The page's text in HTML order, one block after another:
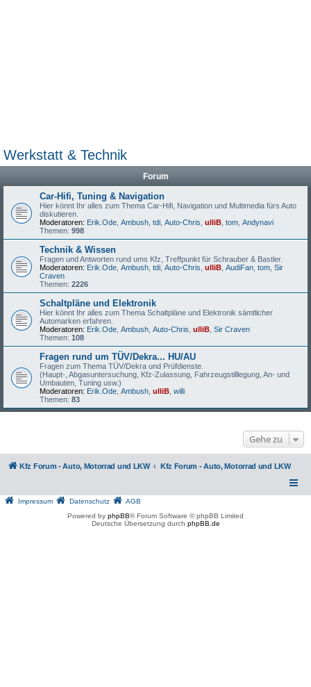
Werkstatt & Technik
Forum
Car-Hifi, Tuning & Navigation
Hier könnt Ihr alles zum Thema Car-Hifi, Navigation und Multimedia fürs Auto
diskutieren.
Moderatoren: Erik.Ode Ambush tdi Auto-Chris ulliB tom Andynavi
Themen: 998
Technik & Wissen
Fragen und Antworten rund ums Kfz, Treffpunkt für Schrauber & Bastler.
Moderatoren: Erik.Ode Ambush tdi Auto-Chris ulliB AudiFan tom Sir
Craven
Themen: 2226
Schaltpläne und Elektronik
Hier könnt Ihr alles zum Thema Schaltpläne und Elektronik sämtlicher
Automarken erfahren.
Moderatoren: Erik.Ode Ambush Auto-Chris ulliB Sir Craven
Themen: 108
Fragen rund um TÜV/Dekra... HU/AU
Fragen zum Thema TÜV/Dekra und Prüfdienste.
(Haupt-, Abgasuntersuchung, Kfz-Zulassung, Fahrzeugstilllegung, An- und
Umbauten, Tuning usw.)
Moderatoren: Erik.Ode Ambush ulliB willi
Themen: 83
Gehe zu
Kfz Forum - Auto, Motorrad und LKW Kfz Forum - Auto, Motorrad und LKW
Impressum Datenschutz
AGB
Powered by phpBB® Forum Software © phpBB Limited
Deutsche Übersetzung durch phpBB.de